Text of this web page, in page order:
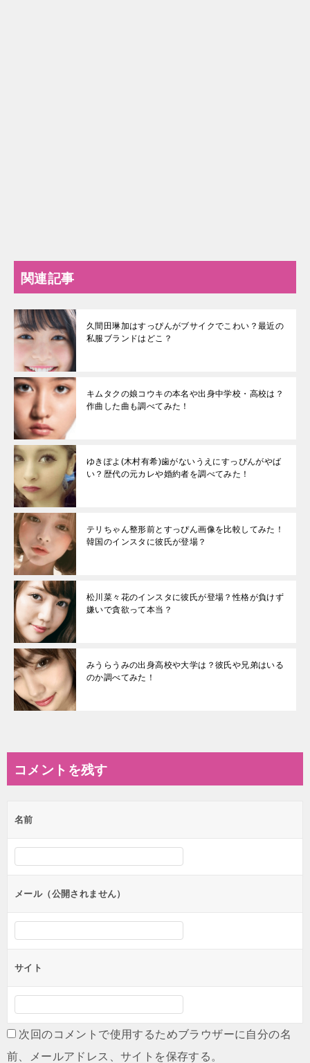
関連記事
久間田琳加はすっぴんがブサイクでこわい？最近の
私服ブランドはどこ？
キムタクの娘コウキの本名や出身中学校・高校は？
作曲した曲も調べてみた！
ゆきぽよ(木村有希)歯がないうえにすっぴんがやば
い？歴代の元カレや婚約者を調べてみた！
テリちゃん整形前とすっぴん画像を比較してみた！
韓国のインスタに彼氏が登場？
松川菜々花のインスタに彼氏が登場？性格が負けず
嫌いで貪欲って本当？
みうらうみの出身高校や大学は？彼氏や兄弟はいる
のか調べてみた！
コメントを残す
名前
メール（公開されません）
サイト
次回のコメントで使用するためブラウザーに自分の名
前、メールアドレス、サイトを保存する。